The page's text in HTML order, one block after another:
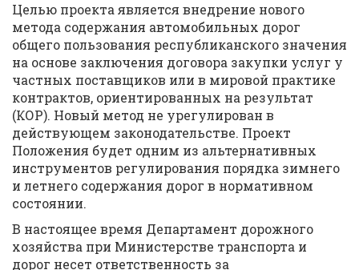
Целью проекта является внедрение нового
метода содержания автомобильных дорог
общего пользования республиканского значения
на основе заключения договора закупки услуг у
частных поставщиков или в мировой практике
контрактов, ориентированных на результат
(КОР). Новый метод не урегулирован в
действующем законодательстве. Проект
Положения будет одним из альтернативных
инструментов регулирования порядка зимнего
и летнего содержания дорог в нормативном
состоянии.
В настоящее время Департамент дорожного
хозяйства при Министерстве транспорта и
дорог несет ответственность за